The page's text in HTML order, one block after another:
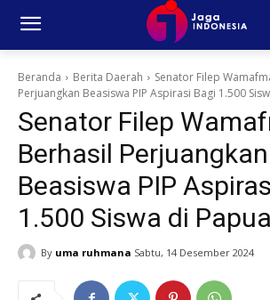
Beranda Berita Daerah
Senator Filep
Perjuangkan Beasiswa PIP Aspirasi Bagi 1.500
Senator Filep
Berhasil Perjuangkan
Beasiswa PIP
1.500 Siswa di
By uma ruhmana Sabtu, 14 Desember 2024